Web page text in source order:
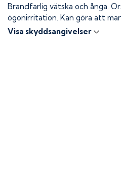
Brandfarlig vätska och ånga.
ögonirritation. Kan göra att
Visa skyddsangivelser